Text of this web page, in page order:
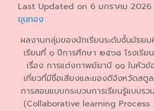
Last Updated on 6 มกราคม 2026
ขุนทอง
ผลงานกลุ่มของนักเรียนระดับชั้นมัธย
เรียนที่ ๑ ปีการศึกษา ๒๕๖๘ โรงเรี
เรื่อง การแต่งกาพย์ยานี ๑๑ ในหัว
เที่ยวที่มีชื่อเสียงและของดีจังหวัดสตู
การสอนแบบกระบวนการเรียนรู้แบบร
(Collaborative learning Process